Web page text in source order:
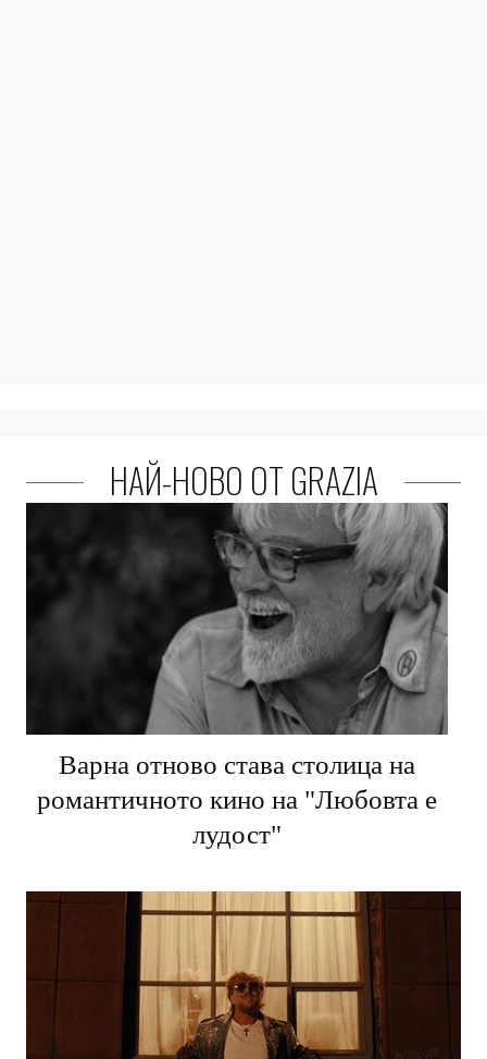
НАЙ-НОВО ОТ GRAZIA
Варна отново става столица на
романтичното кино на "Любовта е
лудост"